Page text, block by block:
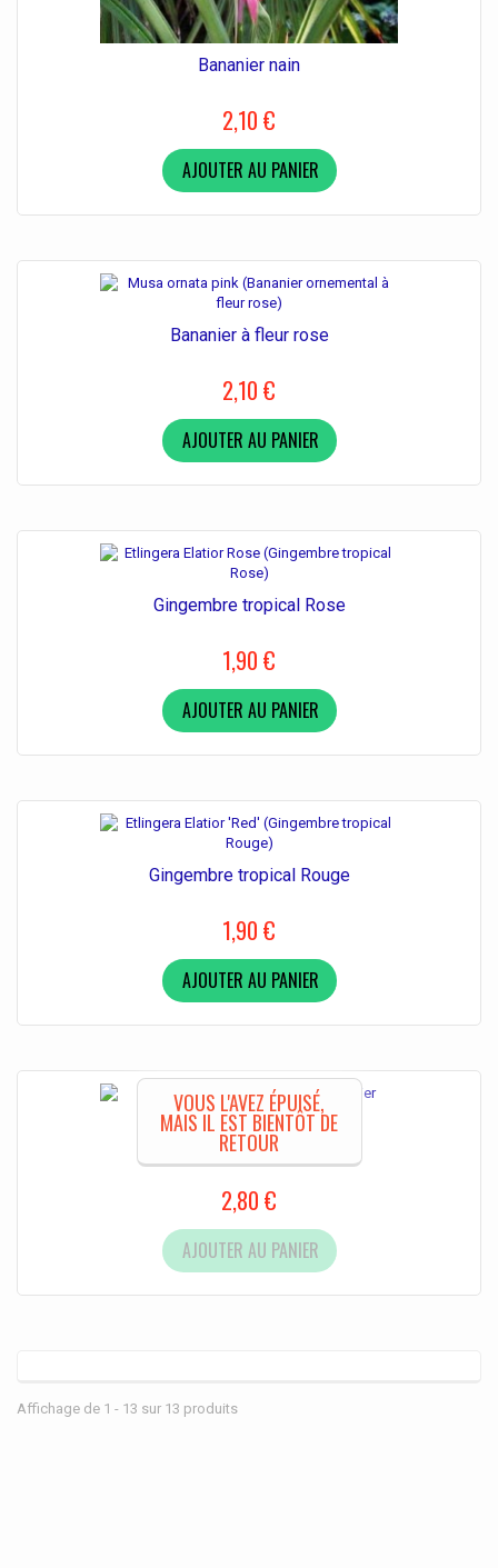
Bananier nain
2,10 €
AJOUTER AU PANIER
Bananier à fleur rose
2,10 €
AJOUTER AU PANIER
Gingembre tropical Rose
1,90 €
AJOUTER AU PANIER
Gingembre tropical Rouge
1,90 €
AJOUTER AU PANIER
VOUS L'AVEZ ÉPUISÉ,
MAIS IL EST BIENTÔT DE
RETOUR
Frangipanier rouge
2,80 €
AJOUTER AU PANIER
Affichage de 1 - 13 sur 13 produits